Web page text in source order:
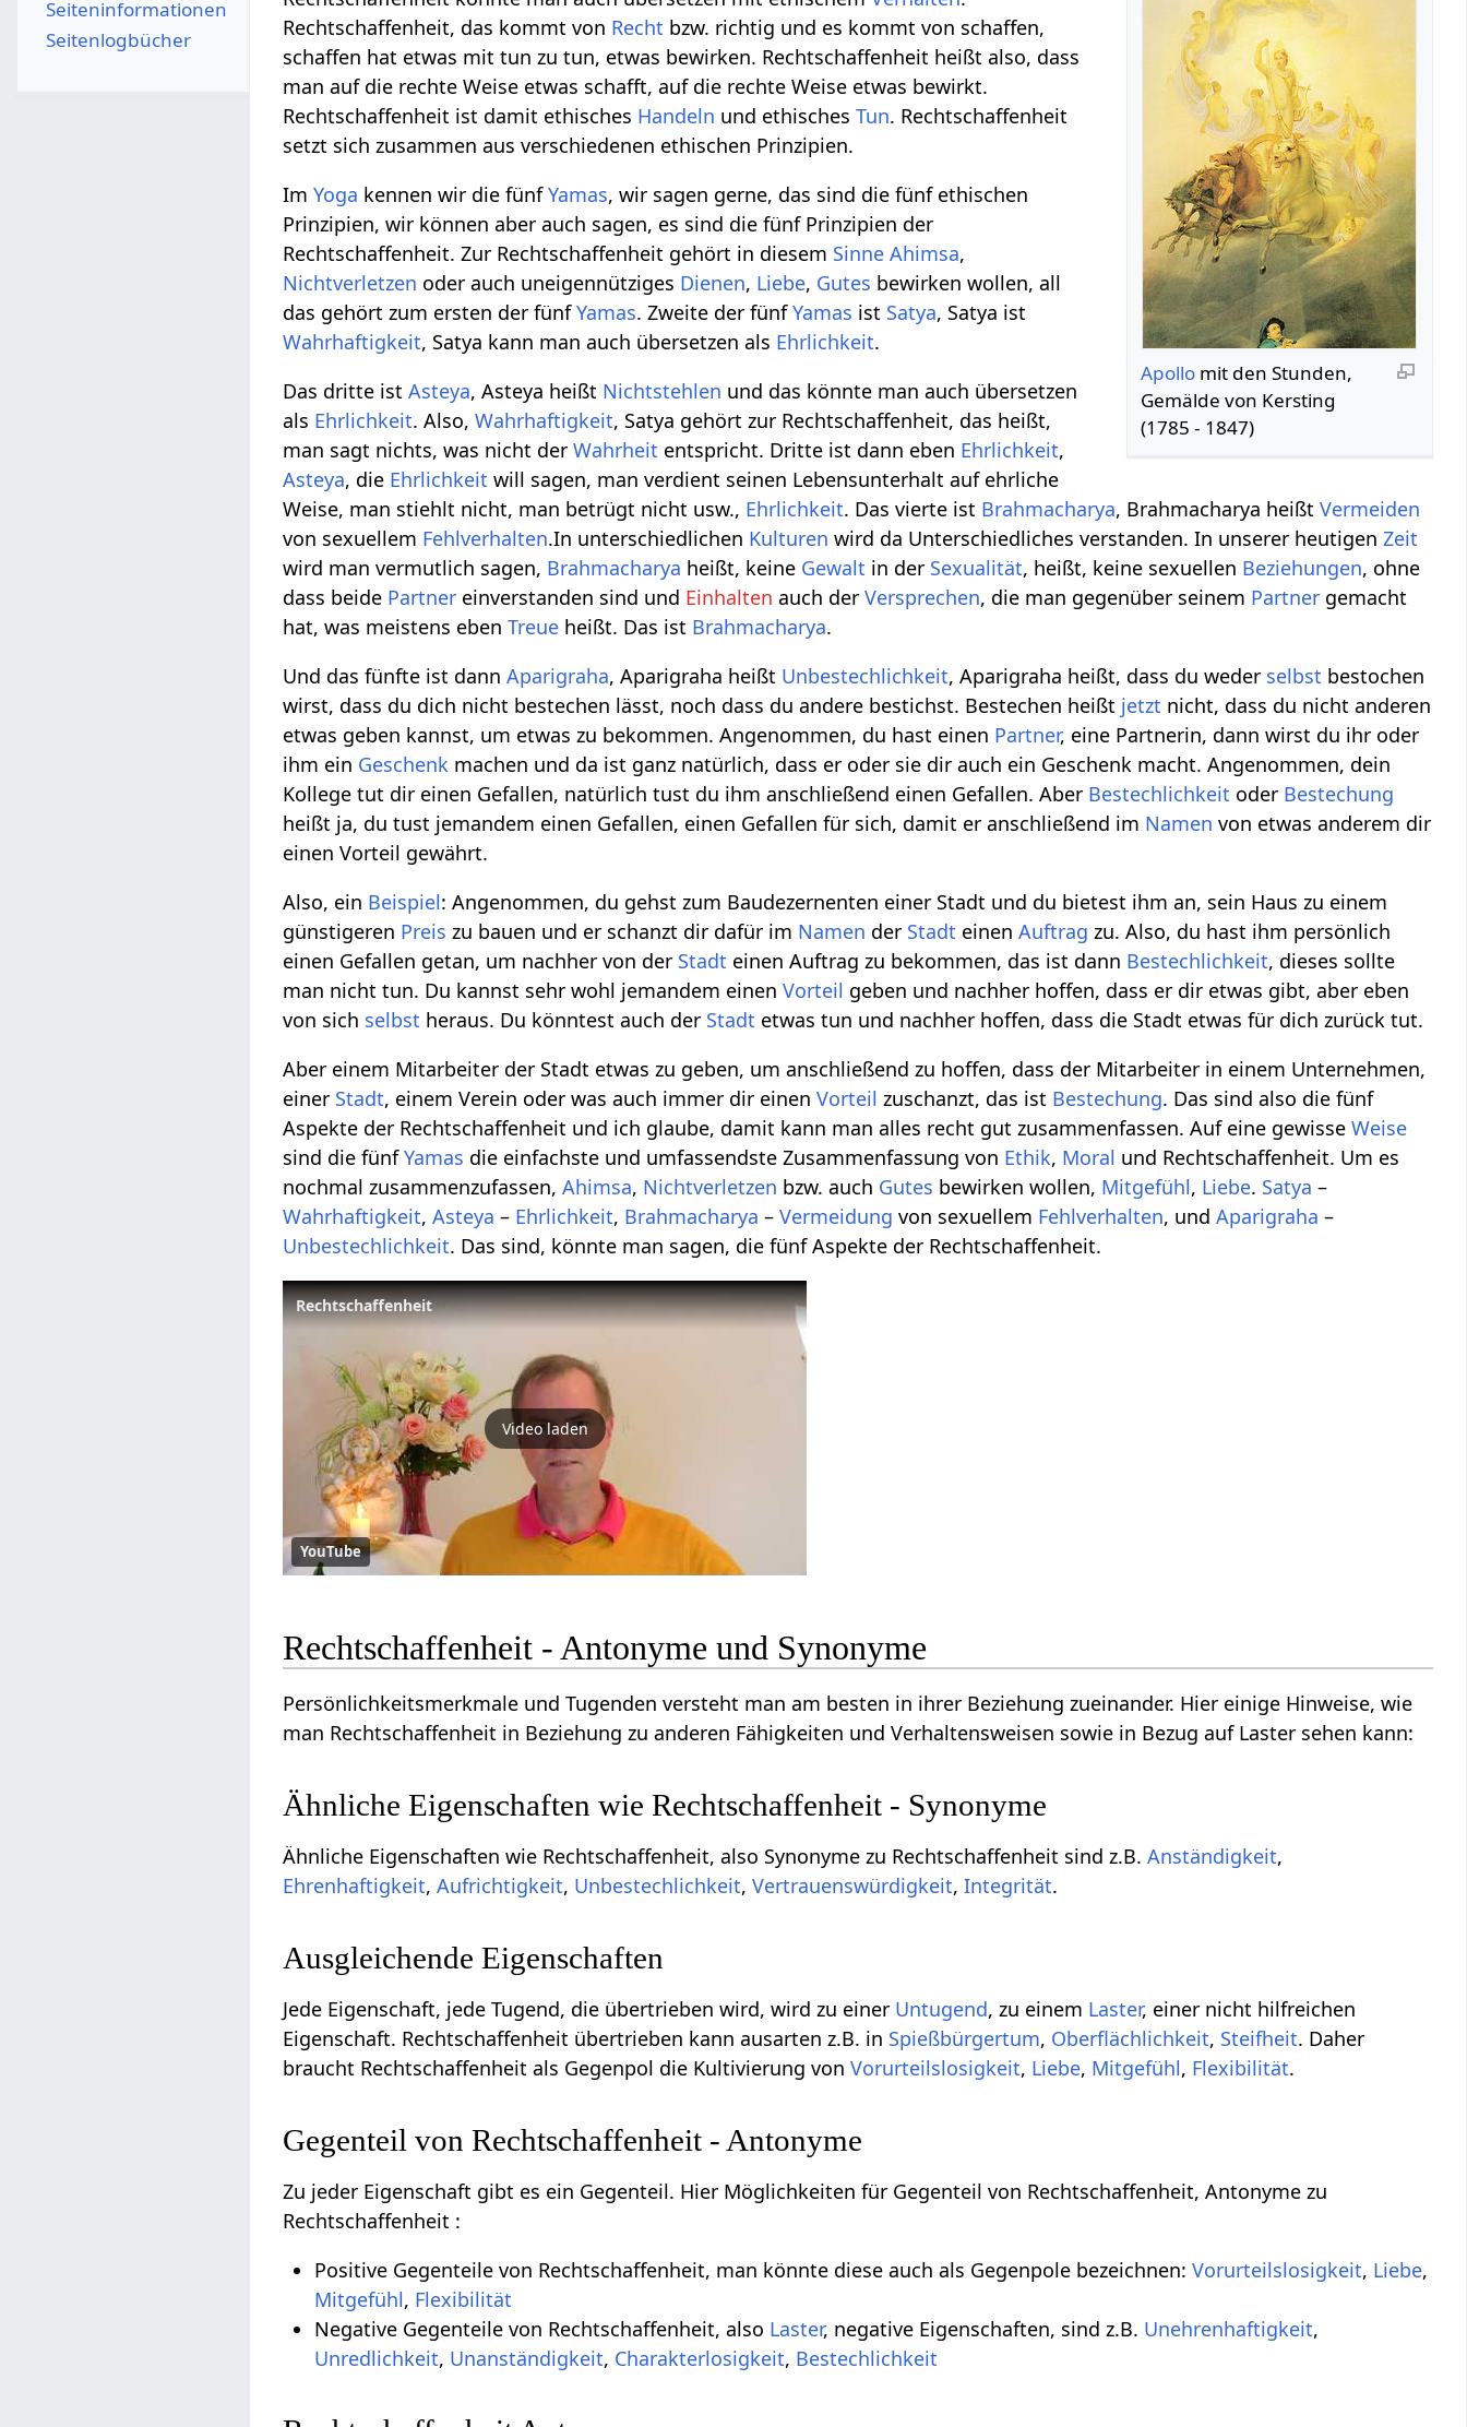
Apollo mit den Stunden,
Gemälde von Kersting
(1785 - 1847)
Rechtschaffenheit, das kommt von Recht bzw. richtig und es kommt von schaffen,
schaffen hat etwas mit tun zu tun, etwas bewirken. Rechtschaffenheit heißt also, dass
man auf die rechte Weise etwas schafft, auf die rechte Weise etwas bewirkt.
Rechtschaffenheit ist damit ethisches Handeln und ethischesTun. Rechtschaffenheit
setzt sich zusammen aus verschiedenen ethischen Prinzipien.
ImYoga kennen wir die fünfYamas, wir sagen gerne, das sind die fünf ethischen
Prinzipien, wir können aber auch sagen, es sind die fünf Prinzipien der
Rechtschaffenheit. Zur Rechtschaffenheit gehört in diesem Sinne Ahimsa,
Nichtverletzen oder auch uneigennütziges Dienen, Liebe, Gutes bewirken wollen, all
das gehört zum ersten der fünfYamas. Zweite der fünfYamas ist Satya, Satya ist
Wahrhaftigkeit, Satya kann man auch übersetzen als Ehrlichkeit.
Das dritte istAsteya, Asteya heißt Nichtstehlen und das könnte man auch übersetzen
als Ehrlichkeit. Also,Wahrhaftigkeit, Satya gehört zur Rechtschaffenheit, das heißt,
man sagt nichts, was nicht derWahrheit entspricht. Dritte ist dann eben Ehrlichkeit,
Asteya, die Ehrlichkeit will sagen, man verdient seinen Lebensunterhalt auf ehrliche
Weise, man stiehlt nicht, man betrügt nicht usw., Ehrlichkeit. Das vierte ist Brahmacharya, Brahmacharya heißtVermeiden
von sexuellem Fehlverhalten.In unterschiedlichen Kulturen wird da Unterschiedliches verstanden. In unserer heutigenZeit
wird man vermutlich sagen, Brahmacharya heißt, keine Gewalt in der Sexualität, heißt, keine sexuellen Beziehungen, ohne
dass beide Partner einverstanden sind und Einhalten auch derVersprechen, die man gegenüber seinem Partner gemacht
hat, was meistens ebenTreue heißt. Das ist Brahmacharya.
Und das fünfte ist dannAparigraha, Aparigraha heißt Unbestechlichkeit, Aparigraha heißt, dass du weder selbst bestochen
wirst, dass du dich nicht bestechen lässt, noch dass du andere bestichst. Bestechen heißt jetzt nicht, dass du nicht anderen
etwas geben kannst, um etwas zu bekommen. Angenommen, du hast einen Partner, eine Partnerin, dann wirst du ihr oder
ihm ein Geschenk machen und da ist ganz natürlich, dass er oder sie dir auch ein Geschenk macht. Angenommen, dein
Kollege tut dir einen Gefallen, natürlich tust du ihm anschließend einen Gefallen. Aber Bestechlichkeit oder Bestechung
heißt ja, du tust jemandem einen Gefallen, einen Gefallen für sich, damit er anschließend im Namen von etwas anderem dir
einen Vorteil gewährt.
Also, ein Beispiel: Angenommen, du gehst zum Baudezernenten einer Stadt und du bietest ihm an, sein Haus zu einem
günstigeren Preis zu bauen und er schanzt dir dafür im Namen der Stadt einenAuftrag zu. Also, du hast ihm persönlich
einen Gefallen getan, um nachher von der Stadt einen Auftrag zu bekommen, das ist dann Bestechlichkeit, dieses sollte
man nicht tun. Du kannst sehr wohl jemandem einenVorteil geben und nachher hoffen, dass er dir etwas gibt, aber eben
von sich selbst heraus. Du könntest auch der Stadt etwas tun und nachher hoffen, dass die Stadt etwas für dich zurück tut.
Aber einem Mitarbeiter der Stadt etwas zu geben, um anschließend zu hoffen, dass der Mitarbeiter in einem Unternehmen,
einer Stadt, einem Verein oder was auch immer dir einenVorteil zuschanzt, das ist Bestechung. Das sind also die fünf
Aspekte der Rechtschaffenheit und ich glaube, damit kann man alles recht gut zusammenfassen. Auf eine gewisseWeise
sind die fünfYamas die einfachste und umfassendste Zusammenfassung von Ethik, Moral und Rechtschaffenheit. Um es
nochmal zusammenzufassen,Ahimsa, Nichtverletzen bzw. auch Gutes bewirken wollen, Mitgefühl, Liebe. Satya –
Wahrhaftigkeit,Asteya – Ehrlichkeit, Brahmacharya –Vermeidung von sexuellem Fehlverhalten, undAparigraha –
Unbestechlichkeit. Das sind, könnte man sagen, die fünf Aspekte der Rechtschaffenheit.
Rechtschaffenheit
Video laden
YouTube
Rechtschaffenheit - Antonyme und Synonyme
Persönlichkeitsmerkmale und Tugenden versteht man am besten in ihrer Beziehung zueinander. Hier einige Hinweise, wie
man Rechtschaffenheit in Beziehung zu anderen Fähigkeiten und Verhaltensweisen sowie in Bezug auf Laster sehen kann:
Ähnliche Eigenschaften wie Rechtschaffenheit - Synonyme
Ähnliche Eigenschaften wie Rechtschaffenheit, also Synonyme zu Rechtschaffenheit sind z.B.Anständigkeit,
Ehrenhaftigkeit,Aufrichtigkeit, Unbestechlichkeit,Vertrauenswürdigkeit,Integrität.
Ausgleichende Eigenschaften
Jede Eigenschaft, jede Tugend, die übertrieben wird, wird zu einer Untugend, zu einem Laster, einer nicht hilfreichen
Eigenschaft. Rechtschaffenheit übertrieben kann ausarten z.B. in Spießbürgertum, Oberflächlichkeit, Steifheit. Daher
braucht Rechtschaffenheit als Gegenpol die Kultivierung vonVorurteilslosigkeit, Liebe, Mitgefühl, Flexibilität.
Gegenteil von Rechtschaffenheit - Antonyme
Zu jeder Eigenschaft gibt es ein Gegenteil. Hier Möglichkeiten für Gegenteil von Rechtschaffenheit, Antonyme zu
Rechtschaffenheit :
Positive Gegenteile von Rechtschaffenheit, man könnte diese auch als Gegenpole bezeichnen:Vorurteilslosigkeit, Liebe,
Mitgefühl, Flexibilität
Negative Gegenteile von Rechtschaffenheit, also Laster, negative Eigenschaften, sind z.B. Unehrenhaftigkeit,
Unredlichkeit, Unanständigkeit, Charakterlosigkeit, Bestechlichkeit
Seiten­­informationen
Seitenlogbücher